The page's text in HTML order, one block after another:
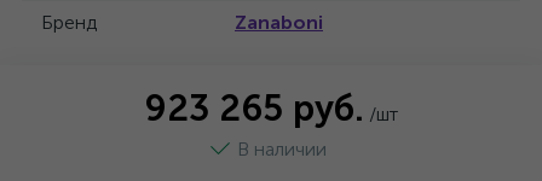
Бренд
Zanaboni
923 265 руб. /шт
В наличии